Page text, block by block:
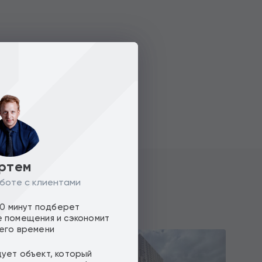
с клиентами
минут подберет
и сэкономит
времени
объект, который